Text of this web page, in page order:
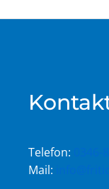
Telefon:
Mail: